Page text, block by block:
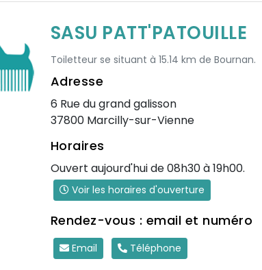
SASU PATT'PATOUILLE
Toiletteur se situant à 15.14 km de Bournan.
Adresse
6 Rue du grand galisson
37800 Marcilly-sur-Vienne
Horaires
Ouvert aujourd'hui de 08h30 à 19h00.
Voir les horaires d'ouverture
Rendez-vous : email et numéro
Email Téléphone